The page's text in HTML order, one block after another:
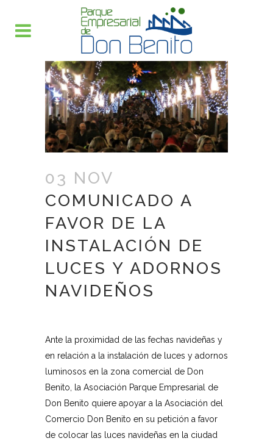
03 NOV
COMUNICADO A
FAVOR DE LA
INSTALACIÓN DE
LUCES Y ADORNOS
NAVIDEÑOS
Ante la proximidad de las fechas navideñas y
en relación a la instalación de luces y adornos
luminosos en la zona comercial de Don
Benito, la Asociación Parque Empresarial de
Don Benito quiere apoyar a la Asociación del
Comercio Don Benito en su petición a favor
de colocar las luces navideñas en la ciudad